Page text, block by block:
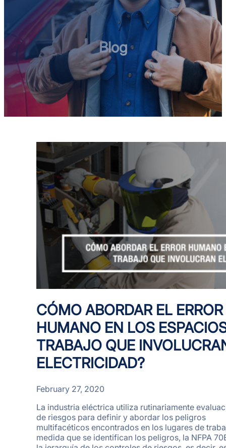
Blog
CÓMO ABORDAR EL ERROR
HUMANO EN LOS
TRABAJO QUE
ELECTRICIDAD?
February 27, 2020
La industria eléctrica utiliza rutinariamente
de riesgos para definir y abordar los peligros
multifacéticos encontrados en los lugares de
medida que se identifican los peligros, la NFPA